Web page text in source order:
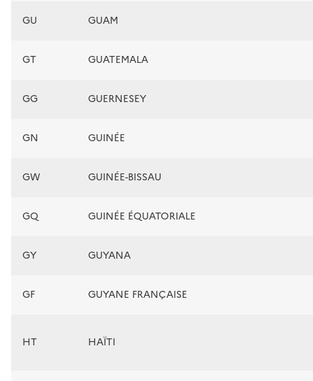
GU GUAM
GT GUATEMALA
GG GUERNESEY
GN GUINÉE
GW GUINÉE-BISSAU
GQ GUINÉE ÉQUATORIALE
GY GUYANA
GF GUYANE FRANÇAISE
HT HAÏTI